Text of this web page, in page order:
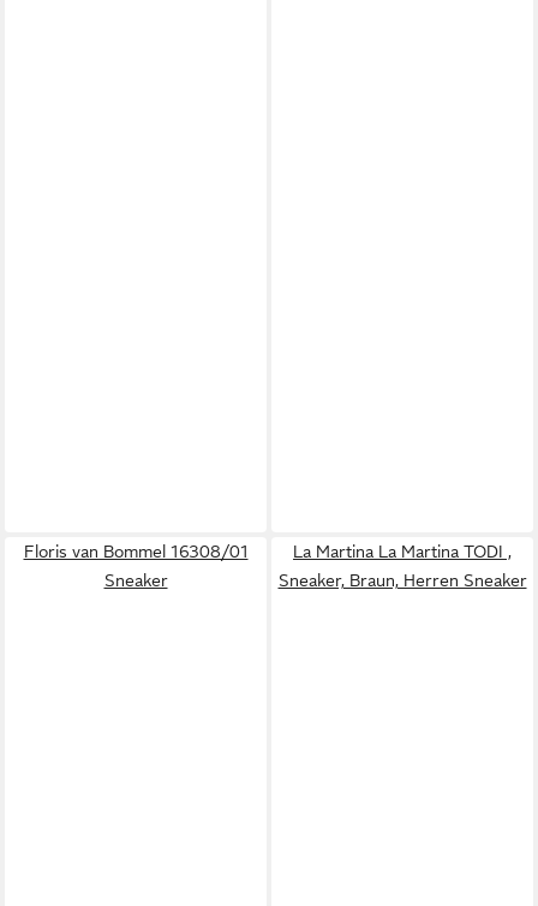
Floris van Bommel 16308/01
Sneaker
La Martina La Martina TODI ,
Sneaker, Braun, Herren Sneaker